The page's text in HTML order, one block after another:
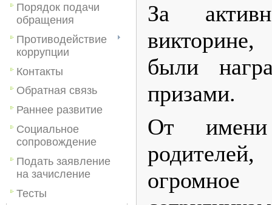
Порядок подачи
обращения
Противодействие
коррупции
Контакты
Обратная связь
Раннее развитие
Социальное
сопровождение
Подать заявление
на зачисление
Тесты
За
были
призами.
От